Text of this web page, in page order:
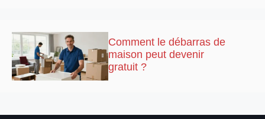
Comment le débarras de
maison peut devenir
gratuit ?